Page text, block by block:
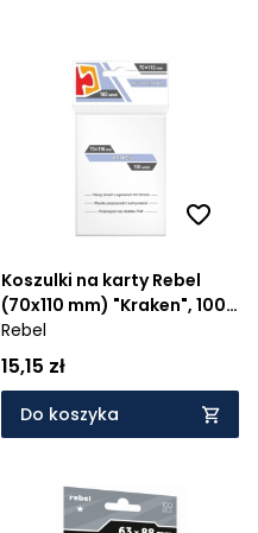
Koszulki na karty Rebel
(70x110 mm) "Kraken", 100
sztuk
Rebel
15,15 zł
Do koszyka